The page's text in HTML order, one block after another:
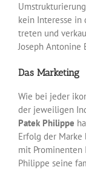
kein Interesse in
treten und
Joseph Antonine
Das Marketing
Wie bei jeder
der jeweiligen
Patek Philippe
Erfolg der Marke
mit Prominenten
Philippe seine